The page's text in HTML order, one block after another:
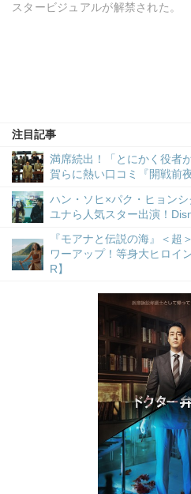
スタービジュアルが解禁された。
注目記事
満席続出！「とにかく役者
賀らに熱い口コミ『開戦前夜
ハン・ソヒ×パク・ヒョン
ユナら人気スター出演！
『モアナと伝説の海』＜超
ワーアップ！等身大ヒロイ
R】